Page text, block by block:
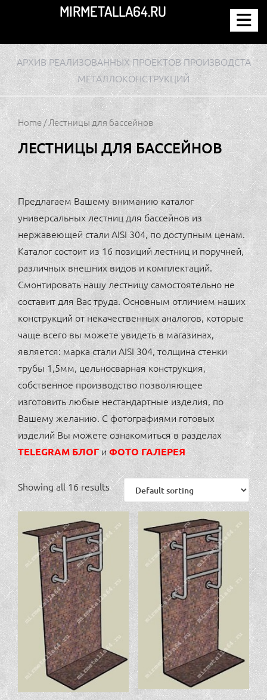
содержимому
MIRMETALLA64.RU
АРХИВ РЕАЛИЗОВАННЫХ ПРОЕКТОВ ПРОИЗВОДСТА
МЕТАЛЛОКОНСТРУКЦИЙ
Home/ Лестницы для бассейнов
ЛЕСТНИЦЫ ДЛЯ БАССЕЙНОВ
Предлагаем Вашему вниманию каталог
универсальных лестниц для бассейнов из
нержавеющей стали AISI 304, по доступным ценам.
Каталог состоит из 16 позиций лестниц и поручней,
различных внешних видов и комплектаций.
Смонтировать нашу лестницу самостоятельно не
составит для Вас труда. Основным отличием наших
конструкций от некачественных аналогов, которые
чаще всего вы можете увидеть в магазинах,
является: марка стали AISI 304, толщина стенки
трубы 1,5мм, цельносварная конструкция,
собственное производство позволяющее
изготовить любые нестандартные изделия, по
Вашему желанию. С фотографиями готовых
изделий Вы можете ознакомиться в разделах
TELEGRAM БЛОГиФОТО ГАЛЕРЕЯ
Showing all 16 results